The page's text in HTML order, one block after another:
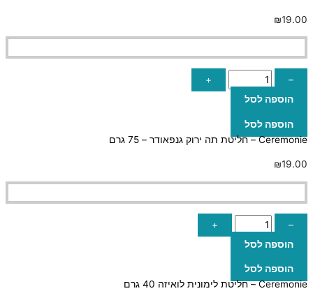
₪19.00
–
+
הוספה לסל
הוספה לסל
Ceremonie – חליטת תה ירוק גנפאודר – 75 גרם
₪19.00
–
+
הוספה לסל
הוספה לסל
Ceremonie – חליטת לימונית לואיזה 40 גרם